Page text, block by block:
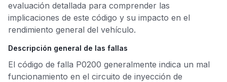
evaluación detallada para comprender las
implicaciones de este código y su impacto en el
rendimiento general del vehículo.
Descripción general de las fallas
El código de falla P0200 generalmente indica un mal
funcionamiento en el circuito de inyección de